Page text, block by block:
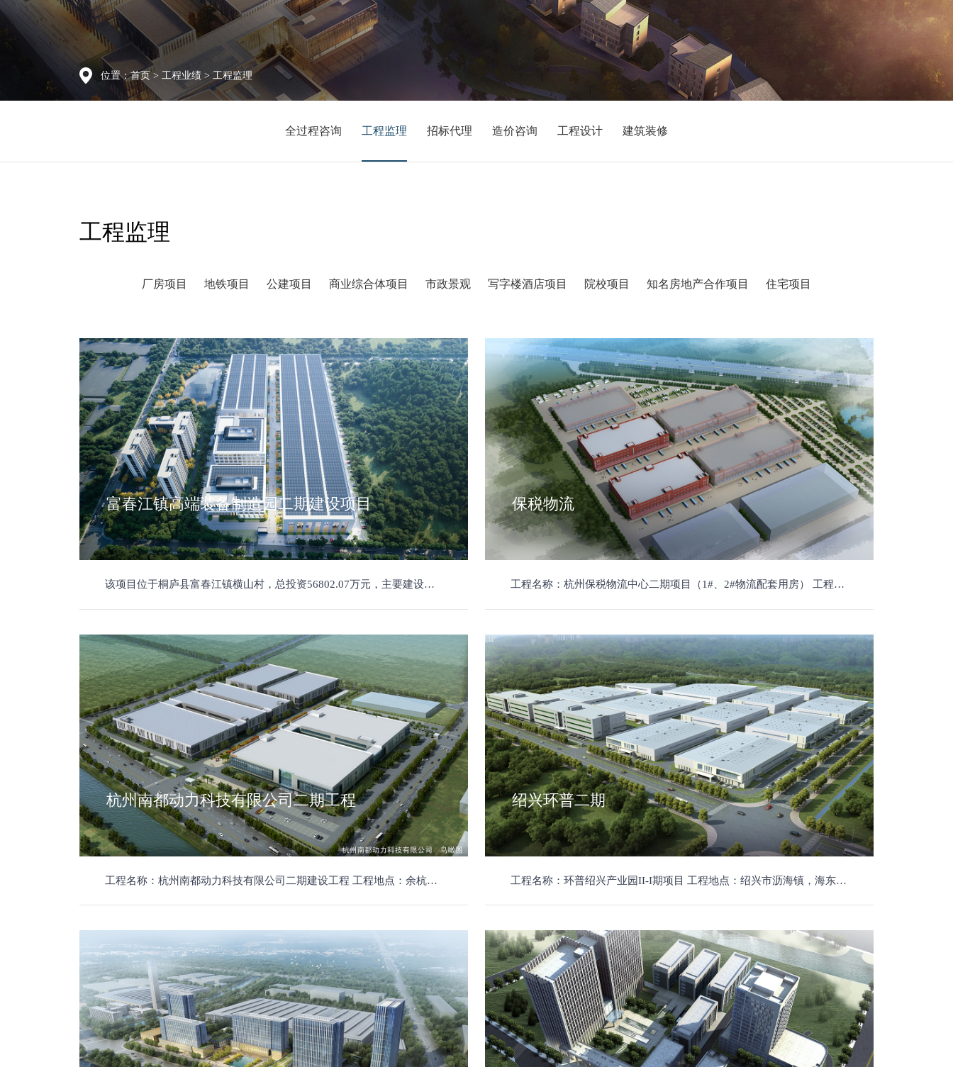
位置：首页 >工程业绩 > 工程监理
全过程咨询 工程监理 招标代理 造价咨询 工程设计 建筑装修
工程监理
厂房项目 地铁项目 公建项目 商业综合体项目 市政景观 写字楼酒店项目 院校项目 知名房地产合作项目 住宅项目
富春江镇高端装备制造园二期建设项目
该项目位于桐庐县富春江镇横山村，总投资56802.07万元，主要建设内容包括新建大跨度单层重机械厂房1幢，高度不超过30米，新建大跨度单层重机械厂房1幢，高度不超过24米，新建5层轻工厂房2幢，高度不超过 32 米。
保税物流
工程名称：杭州保税物流中心二期项目（1#、2#物流配套用房） 工程地点：萧山区 工程规模：69698平方 工程概算：13500万元。
杭州南都动力科技有限公司二期工程
工程名称：杭州南都动力科技有限公司二期建设工程 工程地点：余杭经济开发区宏达路120号 工程概况：本工程为框架三层；监理建筑面积126500平方米，监理内容含桩基、土建、室外工程、洁净厂房、安装、景观绿化、消防，投资总额为17000万元。
绍兴环普二期
工程名称：环普绍兴产业园II-I期项目 工程地点：绍兴市沥海镇，海东路北、繁荣路东、越新路西 工程规模：该项目由七栋单层钢结构厂房和二栋四层钢筋混凝土结构厂房和门卫房、物业房等建筑组成，总建筑面积约80300平方米，总投资约15600万元。